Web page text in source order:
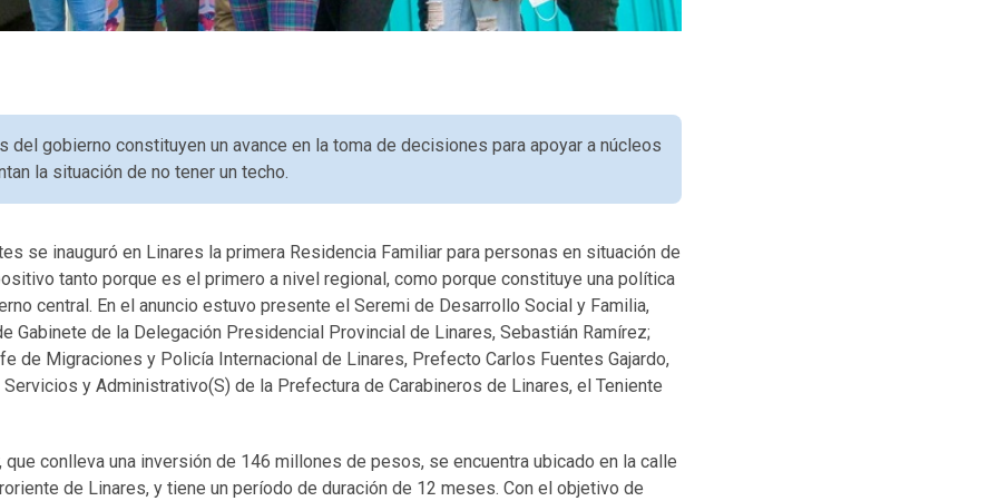
del gobierno constituyen un avance en la toma de decisiones para apoyar a núcleos
la situación de no tener un techo.
se inauguró en Linares la primera Residencia Familiar para personas en situación de
tanto porque es el primero a nivel regional, como porque constituye una política
central. En el anuncio estuvo presente el Seremi de Desarrollo Social y Familia,
Gabinete de la Delegación Presidencial Provincial de Linares, Sebastián Ramírez;
de Migraciones y Policía Internacional de Linares, Prefecto Carlos Fuentes Gajardo,
y Administrativo(S) de la Prefectura de Carabineros de Linares, el Teniente
que conlleva una inversión de 146 millones de pesos, se encuentra ubicado en la calle
de Linares, y tiene un período de duración de 12 meses. Con el objetivo de